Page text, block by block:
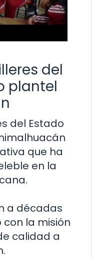
del
plantel
del Estado
que ha
en la
a décadas
la misión
calidad a